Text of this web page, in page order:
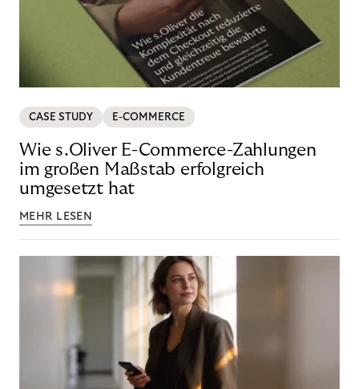
CASE STUDY E-COMMERCE
Wie s.Oliver E-Commerce-Zahlungen
im großen Maßstab erfolgreich
umgesetzt hat
MEHR LESEN